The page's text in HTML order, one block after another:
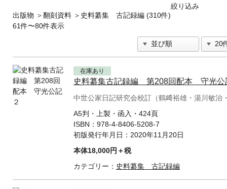
出版物 ＞翻刻資料 ＞ 史料纂集 古記録編 (310件)
61件〜80件表示
絞り込み
在庫あり
史料纂集古記録編 第208回配本 守光公
中世公家日記研究会校訂（鶴﨑裕雄・湯川敏治
A5判・上製・函入・424頁
ISBN： 978-4-8406-5208-7
初版発行年月日： 2020年11月20日
本体18,000円＋税
カテゴリー： 史料纂集 古記録編